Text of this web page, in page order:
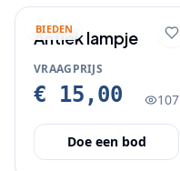
BIEDEN
Antiek lampje
VRAAGPRIJS
€ 15,00 107
Doe een bod